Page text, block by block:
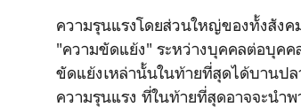
ความรุนแรงโดยส่วนใหญ่ของทั้งสังค
"ความขัดแย้ง" ระหว่างบุคคลต่อบุค
ขัดแย้งเหล่านั้นในท้ายที่สุดได้บานป
ความรุนแรง ที่ในท้ายที่สุดอาจจะนำ